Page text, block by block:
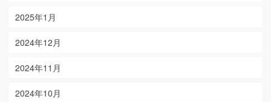
2025年1月
2024年12月
2024年11月
2024年10月